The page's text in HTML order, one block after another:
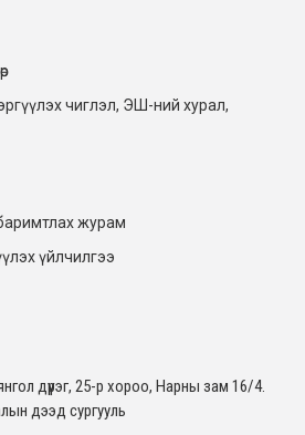
чиглэл, ЭШ-ний хурал,
баримтлах журам
үйлчилгээ
дүүрэг, 25-р хороо, Нарны зам 16/4​.
дээд сургууль